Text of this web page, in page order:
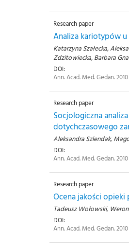
Research paper
Analiza kariotypów
Katarzyna Szałecka,
Zdzitowiecka, Barbara
DOI:
Ann. Acad. Med. Gedan.
Research paper
Socjologiczna
dotychczasowego
Aleksandra Szlendak,
DOI:
Ann. Acad. Med. Gedan.
Research paper
Ocena jakości
Tadeusz Wołowski,
DOI:
Ann. Acad. Med. Gedan.